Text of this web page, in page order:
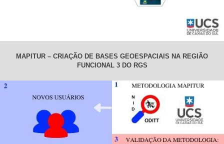
MAPITUR – CRIAÇÃO DE BASES GEOESPACIAIS NA REGIÃO
FUNCIONAL 3 DO RGS